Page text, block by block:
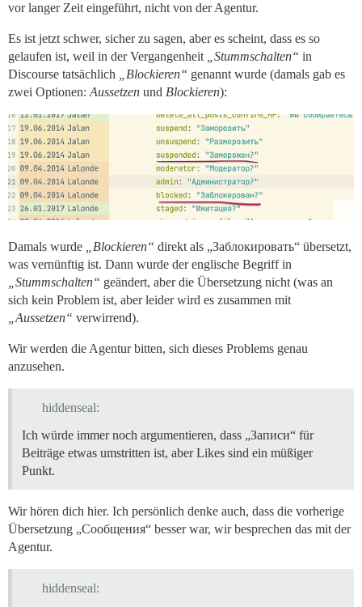
vor langer Zeit eingeführt, nicht von der Agentur.
Es ist jetzt schwer, sicher zu sagen, aber es scheint, dass es so
gelaufen ist, weil in der Vergangenheit
„Stummschalten“ in
Discourse tatsächlich
„Blockieren“ genannt wurde (damals gab es
zwei Optionen: Aussetzen und Blockieren):
Damals wurde „Blockieren“ direkt als „Заблокировать“ übersetzt,
was vernünftig ist. Dann wurde der englische Begriff in
„Stummschalten“ geändert, aber die Übersetzung nicht (was an
sich kein Problem ist, aber leider wird es zusammen mit
„Aussetzen“ verwirrend).
Wir werden die Agentur bitten, sich dieses Problems genau
anzusehen.
hiddenseal:
Ich würde immer noch argumentieren, dass „Записи“ für
Beiträge etwas umstritten ist, aber Likes sind ein müßiger
Punkt.
Wir hören dich hier. Ich persönlich denke auch, dass die vorherige
Übersetzung „Сообщения“ besser war, wir besprechen das mit der
Agentur.
hiddenseal: